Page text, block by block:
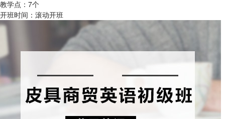
教学点： 7个
开班时间： 滚动开班